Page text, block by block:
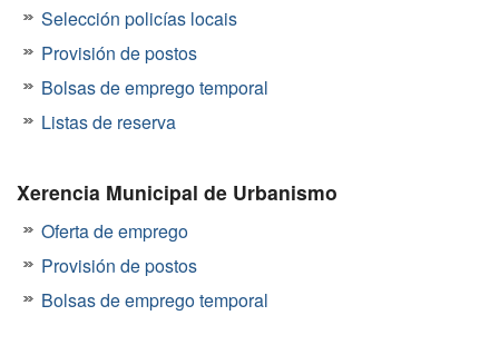
Selección policías locais
Provisión de postos
Bolsas de emprego temporal
Listas de reserva
Xerencia Municipal de Urbanismo
Oferta de emprego
Provisión de postos
Bolsas de emprego temporal